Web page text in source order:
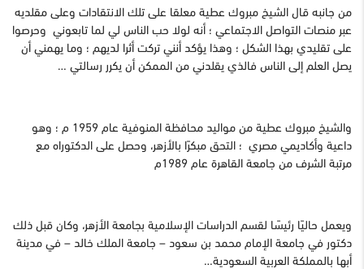
من جانبه قال الشيخ مبروك عطية معلقا على تلك الانتقادات وعلى مقلديه
عبر منصات التواصل الاجتماعي ؛ أنه لولا حب الناس لي لما تابعوني وحرصوا
على تقليدي بهذا الشكل ؛ وهذا يؤكد أنني تركت أثرا لديهم ؛ وما يهمني أن
يصل العلم إلى الناس فالذي يقلدني من الممكن أن يكرر رسالتي …
والشيخ مبروك عطية من مواليد محافظة المنوفية عام 1959 م ؛ وهو
داعية وأكاديمي مصري ؛ التحق مبكرًا بالأزهر، وحصل على الدكتوراه مع
مرتبة الشرف من جامعة القاهرة عام 1989م
ويعمل حاليًا رئيسًا لقسم الدراسات الإسلامية بجامعة الأزهر، وكان قبل ذلك
دكتور في جامعة الإمام محمد بن سعود – جامعة الملك خالد – في مدينة
أبها بالمملكة العربية السعودية…